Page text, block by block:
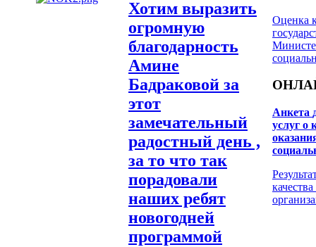
Хотим выразить
огромную
благодарность
Амине
Бадраковой за
этот
замечательный
радостный день ,
за то что так
порадовали
наших ребят
новогодней
программой
Оценка
Анкета
услуг о